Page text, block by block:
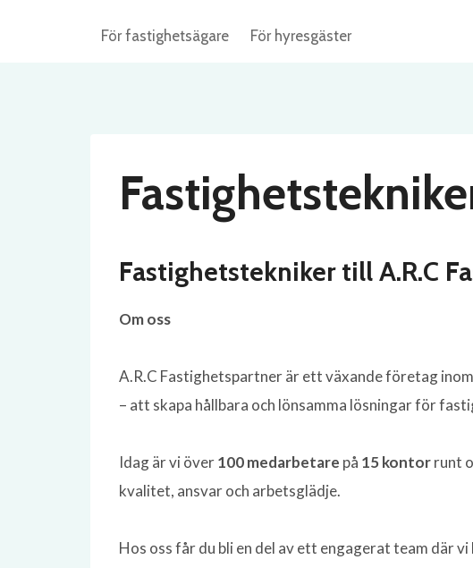
För fastighetsägare För hyresgäster
Fastighetstekniker till A.R.C
Om oss
A.R.C Fastighetspartner är ett växande företag
– att skapa hållbara och lönsamma lösningar för
Idag är vi över100 medarbetare på 15 kontorrunt
kvalitet, ansvar och arbetsglädje.
Hos oss får du bli en del av ett engagerat team där